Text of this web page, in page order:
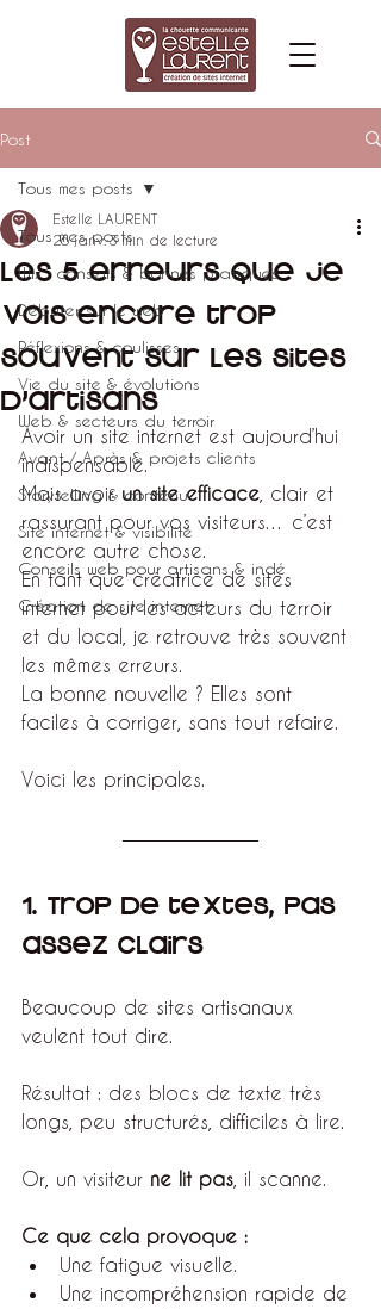
Post
Tous mes posts
Wix : conseils & bonnes pratiques
Débuter sur le web
Réflexions & coulisses
Vie du site & évolutions
Web & secteurs du terroir
Avant / Après & projets clients
Storytelling & contenu
Site internet & visibilité
Conseils web pour artisans & indé
Création de site internet
Tous mes posts
Les 5 erreurs que je
vois encore trop
souvent sur les sites
d’artisans
Estelle LAURENT
26 janv.3 min de lecture
Avoir un site internet est aujourd’hui
indispensable.
Mais avoir un site efficace , clair et
rassurant pour vos visiteurs… c’est
encore autre chose.
En tant que créatrice de sites
internet pour les acteurs du terroir
et du local, je retrouve très souvent
les mêmes erreurs.
La bonne nouvelle ? Elles sont
faciles à corriger, sans tout refaire.
Voici les principales.
1. Trop de textes, pas
assez clairs
Beaucoup de sites artisanaux
veulent tout dire.
Résultat : des blocs de texte très
longs, peu structurés, difficiles à lire.
Or, un visiteur ne lit pas , il scanne.
Ce que cela provoque :
Une fatigue visuelle.
Une incompréhension rapide de